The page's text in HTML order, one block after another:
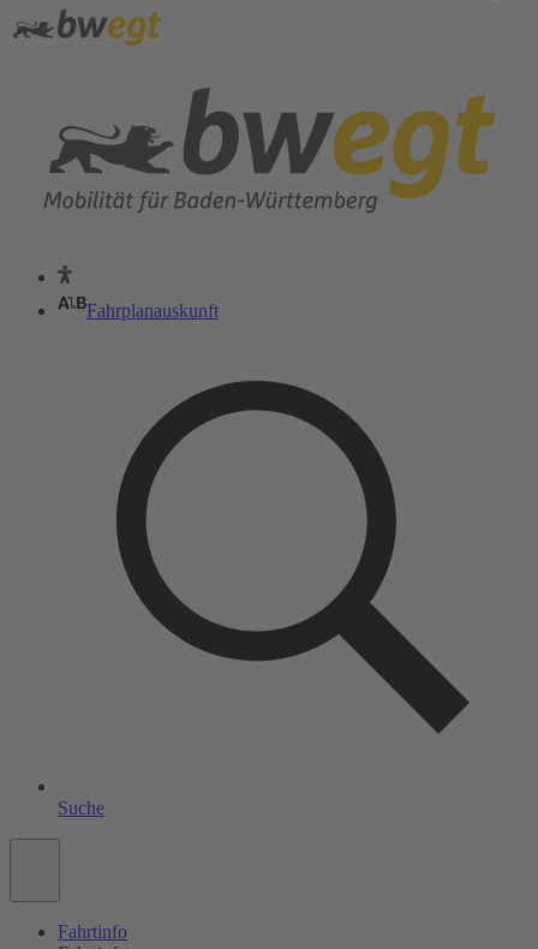
Fahrplanauskunft
Suche
Fahrtinfo